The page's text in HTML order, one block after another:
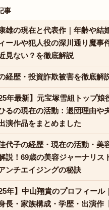
事
雄の現在と代表作｜年齢や結
ールや犯人役の深川通り魔事
見ない？を徹底解説
経歴・投資詐欺被害を徹底解
年最新】元宝塚雪組トップ娘
るの現在の活動：退団理由や
演作品をまとめました
代子の経歴・現在の活動・美
説！69歳の美容ジャーナリス
ンチエイジングの秘訣
年】中山翔貴のプロフィール
長・家族構成・学歴・出演作